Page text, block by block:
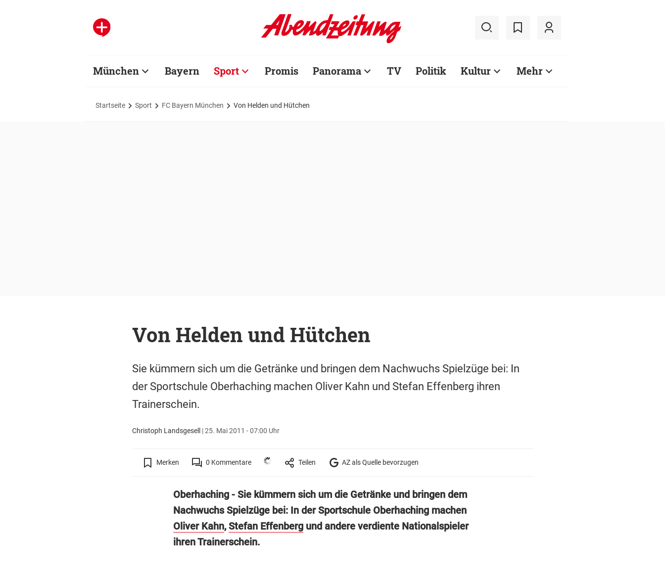
München Bayern Sport Promis Panorama TV Politik Kultur Mehr
Startseite Sport FC Bayern München Von Helden und Hütchen
Von Helden und Hütchen
Sie kümmern sich um die Getränke und bringen dem Nachwuchs Spielzüge bei: In
der Sportschule Oberhaching machen Oliver Kahn und Stefan Effenberg ihren
Trainerschein.
Christoph Landsgesell |25. Mai 2011 - 07:00 Uhr
Merken 0 Kommentare Teilen AZ als Quelle bevorzugen
Oberhaching - Sie kümmern sich um die Getränke und bringen dem
Nachwuchs Spielzüge bei: In der Sportschule Oberhaching machen
Oliver Kahn,Stefan Effenbergund andere verdiente Nationalspieler
ihren Trainerschein.